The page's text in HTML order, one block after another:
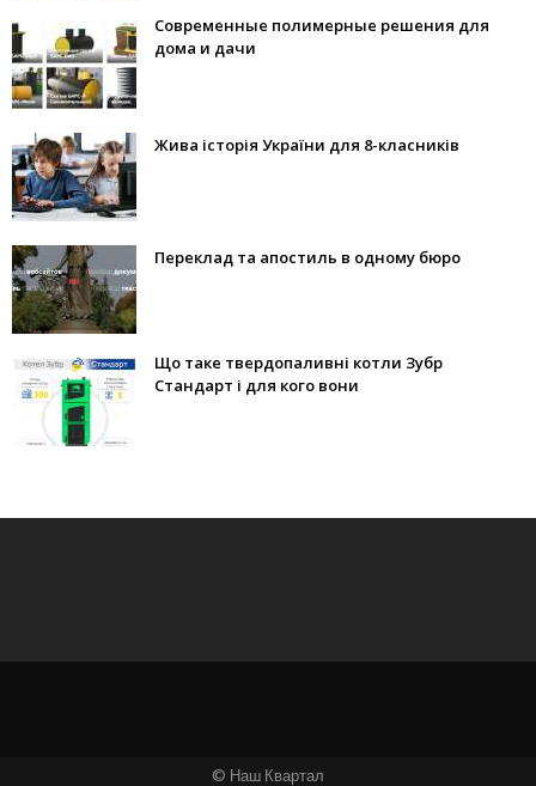
Современные полимерные решения для
дома и дачи
Жива історія України для 8-класників
Переклад та апостиль в одному бюро
Що таке твердопаливні котли Зубр
Стандарт і для кого вони
© Наш Квартал